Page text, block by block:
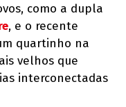
como a dupla
, e o recente
quartinho na
velhos que
interconectadas